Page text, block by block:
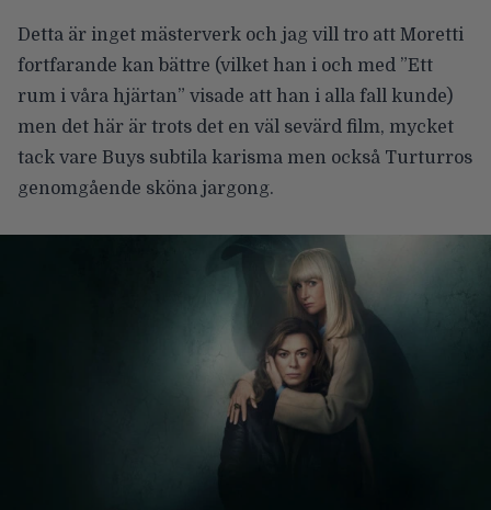
Detta är inget mästerverk och jag vill tro att Moretti
fortfarande kan bättre (vilket han i och med ”Ett
rum i våra hjärtan” visade att han i alla fall kunde)
men det här är trots det en väl sevärd film, mycket
tack vare Buys subtila karisma men också Turturros
genomgående sköna jargong.